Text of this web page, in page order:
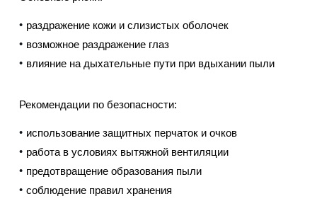
раздражение кожи и слизистых оболочек
возможное раздражение глаз
влияние на дыхательные пути при вдыхании пыли
Рекомендации по безопасности:
использование защитных перчаток и очков
работа в условиях вытяжной вентиляции
предотвращение образования пыли
соблюдение правил хранения